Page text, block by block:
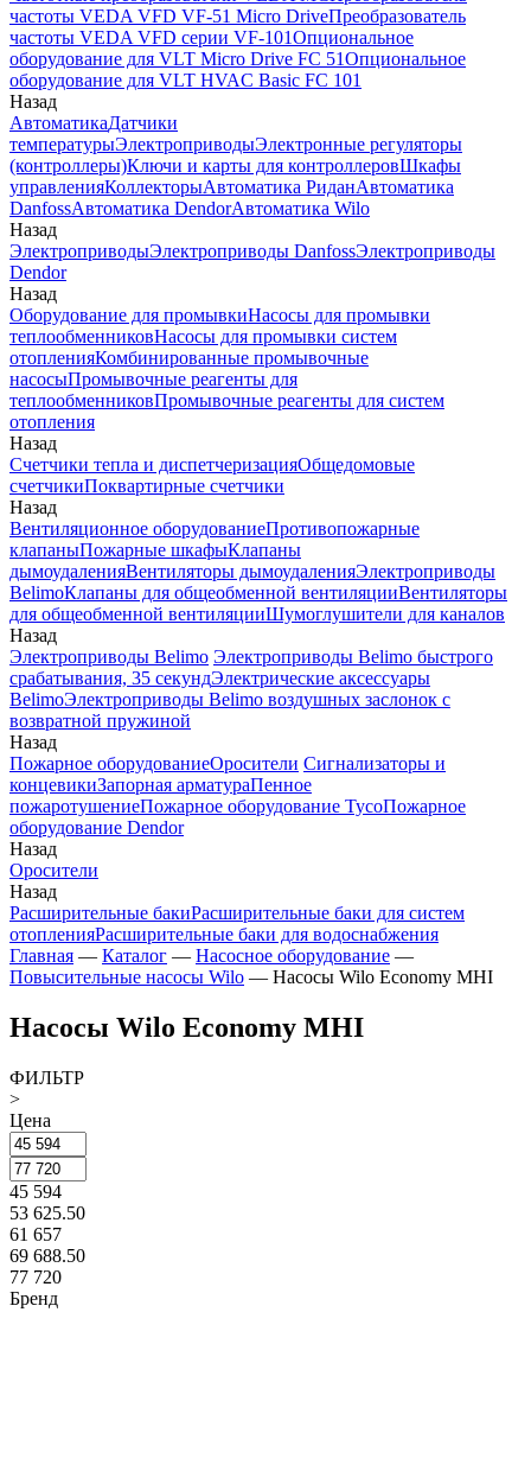
частоты VEDA VFD VF-51 Micro DriveПреобразователь
частоты VEDA VFD серии VF-101Опциональное
оборудование для VLT Micro Drive FC 51Опциональное
оборудование для VLT HVAC Basic FC 101
Назад
АвтоматикаДатчики
температурыЭлектроприводыЭлектронные регуляторы
(контроллеры)Ключи и карты для контроллеровШкафы
управленияКоллекторыАвтоматика РиданАвтоматика
DanfossАвтоматика DendorАвтоматика Wilo
Назад
ЭлектроприводыЭлектроприводы DanfossЭлектроприводы
Dendor
Назад
Оборудование для промывкиНасосы для промывки
теплообменниковНасосы для промывки систем
отопленияКомбинированные промывочные
насосыПромывочные реагенты для
теплообменниковПромывочные реагенты для систем
отопления
Назад
Счетчики тепла и диспетчеризацияОбщедомовые
счетчикиПоквартирные счетчики
Назад
Вентиляционное оборудованиеПротивопожарные
клапаныПожарные шкафыКлапаны
дымоудаленияВентиляторы дымоудаленияЭлектроприводы
BelimoКлапаны для общеобменной вентиляцииВентиляторы
для общеобменной вентиляцииШумоглушители для каналов
Назад
Электроприводы Belimo Электроприводы Belimo быстрого
срабатывания, 35 секундЭлектрические аксессуары
BelimoЭлектроприводы Belimo воздушных заслонок c
возвратной пружиной
Назад
Пожарное оборудованиеОросители Сигнализаторы и
концевикиЗапорная арматураПенное
пожаротушениеПожарное оборудование TycoПожарное
оборудование Dendor
Назад
Оросители
Назад
Расширительные бакиРасширительные баки для систем
отопленияРасширительные баки для водоснабжения
Главная — Каталог — Насосное оборудование —
Повысительные насосы Wilo — Насосы Wilo Economy MHI
Насосы Wilo Economy MHI
ФИЛЬТР
>
Цена
45 594
53 625.50
61 657
69 688.50
77 720
Бренд